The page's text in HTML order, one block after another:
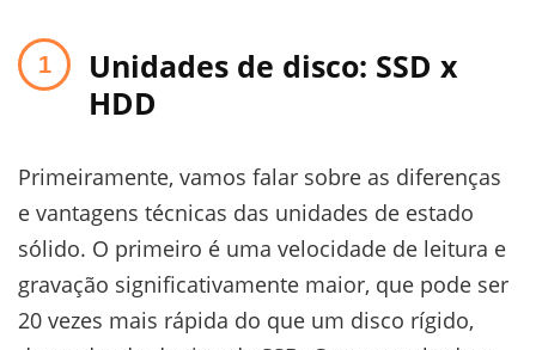
Unidades de disco: SSD x
HDD
Primeiramente, vamos falar sobre as diferenças
e vantagens técnicas das unidades de estado
sólido. O primeiro é uma velocidade de leitura e
gravação significativamente maior, que pode ser
20 vezes mais rápida do que um disco rígido,